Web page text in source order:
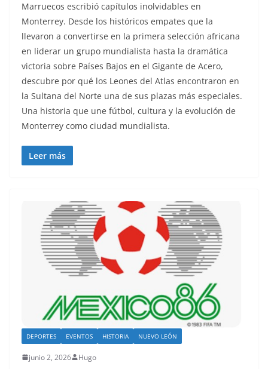
Marruecos escribió capítulos inolvidables en
Monterrey. Desde los históricos empates que la
llevaron a convertirse en la primera selección africana
en liderar un grupo mundialista hasta la dramática
victoria sobre Países Bajos en el Gigante de Acero,
descubre por qué los Leones del Atlas encontraron en
la Sultana del Norte una de sus plazas más especiales.
Una historia que une fútbol, cultura y la evolución de
Monterrey como ciudad mundialista.
Leer más
DEPORTES EVENTOS HISTORIA NUEVO LEÓN
junio 2, 2026 Hugo